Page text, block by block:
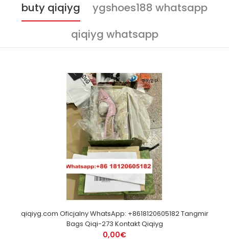
buty qiqiyg
ygshoes188 whatsapp
qiqiyg whatsapp
qiqiyg.com Oficjalny WhatsApp: +8618120605182 Tangmir
Bags Qiqi-273 Kontakt Qiqiyg
0,00€